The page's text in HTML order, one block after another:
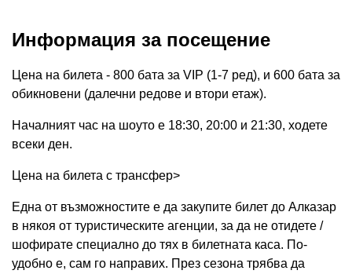
Информация за посещение
Цена на билета - 800 бата за VIP (1-7 ред), и 600 бата за
обикновени (далечни редове и втори етаж).
Началният час на шоуто е 18:30, 20:00 и 21:30, ходете
всеки ден.
Цена на билета с трансфер>
Една от възможностите е да закупите билет до Алказар
в някоя от туристическите агенции, за да не отидете /
шофирате специално до тях в билетната каса. По-
удобно е, сам го направих. През сезона трябва да